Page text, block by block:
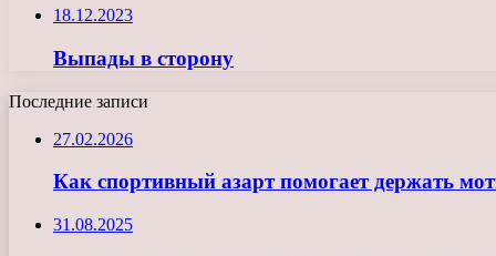
18.12.2023
Выпады в сторону
Последние записи
27.02.2026
Как спортивный азарт помогает держать
31.08.2025